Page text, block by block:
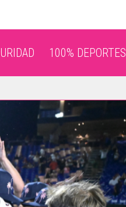
100% DEPORTES